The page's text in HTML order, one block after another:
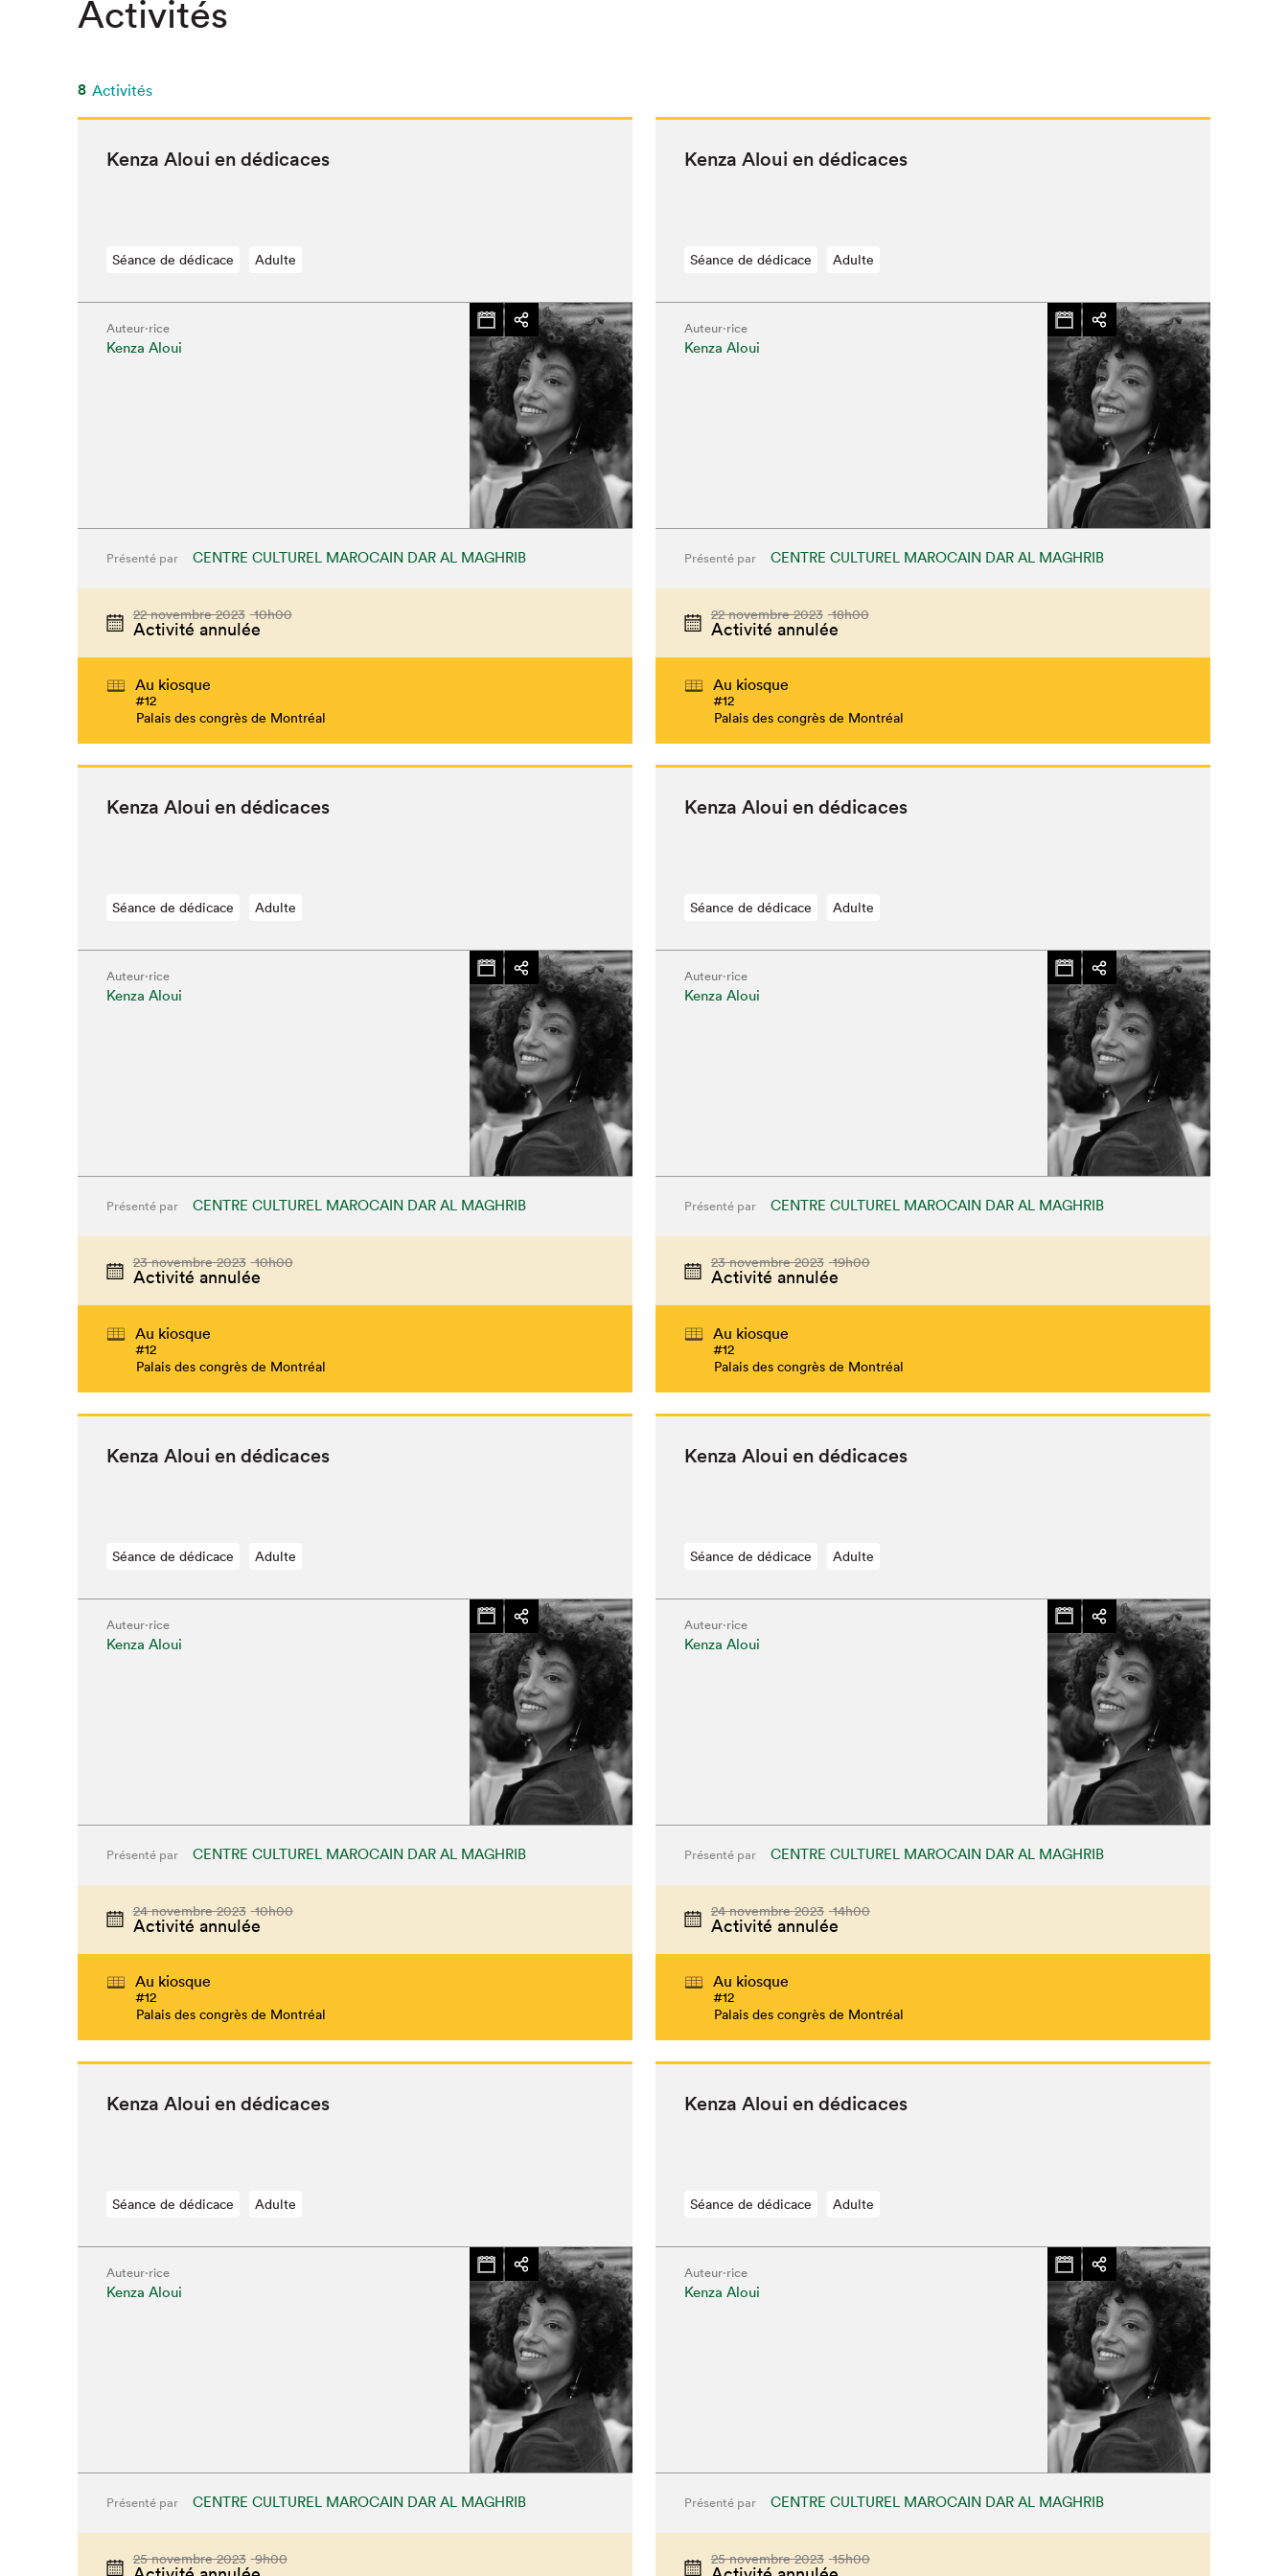
Que cherchez-vous?
Activités
8 Activités
Ken­za Aloui en dédicaces
Séance de dédicace Adulte
Auteur·rice
Kenza Aloui
Présenté par CENTRE CULTUREL MAROCAIN DAR AL MAGHRIB
22 novembre 2023 10h00
Activité annulée
Au kiosque
#12
Palais des congrès de Montréal
Ken­za Aloui en dédicaces
Séance de dédicace Adulte
Auteur·rice
Kenza Aloui
Présenté par CENTRE CULTUREL MAROCAIN DAR AL MAGHRIB
22 novembre 2023 18h00
Activité annulée
Au kiosque
#12
Palais des congrès de Montréal
Ken­za Aloui en dédicaces
Séance de dédicace Adulte
Auteur·rice
Kenza Aloui
Présenté par CENTRE CULTUREL MAROCAIN DAR AL MAGHRIB
23 novembre 2023 10h00
Activité annulée
Au kiosque
#12
Palais des congrès de Montréal
Ken­za Aloui en dédicaces
Séance de dédicace Adulte
Auteur·rice
Kenza Aloui
Présenté par CENTRE CULTUREL MAROCAIN DAR AL MAGHRIB
23 novembre 2023 19h00
Activité annulée
Au kiosque
#12
Palais des congrès de Montréal
Ken­za Aloui en dédicaces
Séance de dédicace Adulte
Auteur·rice
Kenza Aloui
Présenté par CENTRE CULTUREL MAROCAIN DAR AL MAGHRIB
24 novembre 2023 10h00
Activité annulée
Au kiosque
#12
Palais des congrès de Montréal
Ken­za Aloui en dédicaces
Séance de dédicace Adulte
Auteur·rice
Kenza Aloui
Présenté par CENTRE CULTUREL MAROCAIN DAR AL MAGHRIB
24 novembre 2023 14h00
Activité annulée
Au kiosque
#12
Palais des congrès de Montréal
Ken­za Aloui en dédicaces
Séance de dédicace Adulte
Auteur·rice
Kenza Aloui
Présenté par CENTRE CULTUREL MAROCAIN DAR AL MAGHRIB
25 novembre 2023 9h00
Ken­za Aloui en dédicaces
Séance de dédicace Adulte
Auteur·rice
Kenza Aloui
Présenté par CENTRE CULTUREL MAROCAIN DAR AL MAGHRIB
25 novembre 2023 15h00